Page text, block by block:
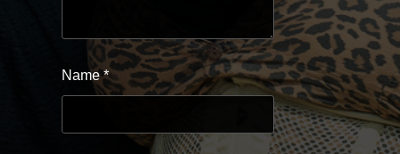
Name*